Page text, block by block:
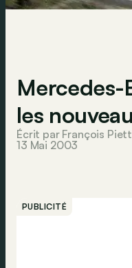
Mercedes-
les
Écrit par François
13 Mai 2003
PUBLICITÉ